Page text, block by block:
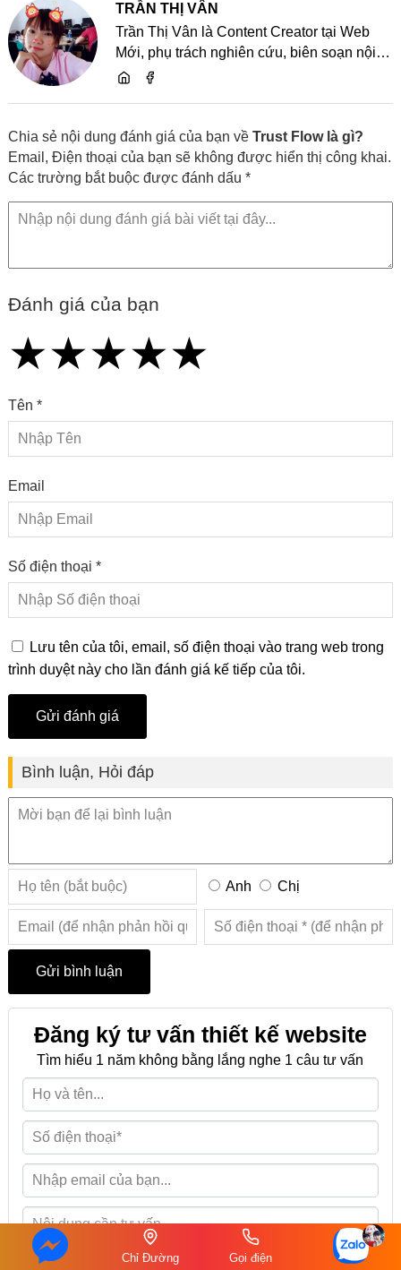
TRẦN THỊ VÂN
Trần Thị Vân là Content Creator tại Web
Mới, phụ trách nghiên cứu, biên soạn nội
dung và chia sẻ kiến thức về website, SEO,
Chia sẻ nội dung đánh giá của bạn về Trust Flow là gì?
Email, Điện thoại của bạn sẽ không được hiển thị công khai.
Các trường bắt buộc được đánh dấu *
Đánh giá của bạn
★
★★
★★★
★★★★
★★★★★
Tên *
Email
Số điện thoại *
Lưu tên của tôi, email, số điện thoại vào trang web trong
trình duyệt này cho lần đánh giá kế tiếp của tôi.
Bình luận, Hỏi đáp
Anh Chị
Đăng ký tư vấn thiết kế website
Tìm hiểu 1 năm không bằng lắng nghe 1 câu tư vấn
Chỉ Đường Gọi điện